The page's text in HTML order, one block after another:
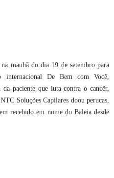
manhã do dia 19 de setembro para
internacional De Bem com Você,
paciente que luta contra o cancêr,
Soluções Capilares doou perucas,
recebido em nome do Baleia desde